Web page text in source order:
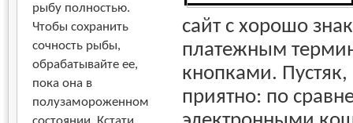
рыбу полностью.
Чтобы сохранить
сочность рыбы,
обрабатывайте ее,
пока она в
полузамороженном
сайт с хорошо
платежным
кнопками. Пустяк,
приятно: по